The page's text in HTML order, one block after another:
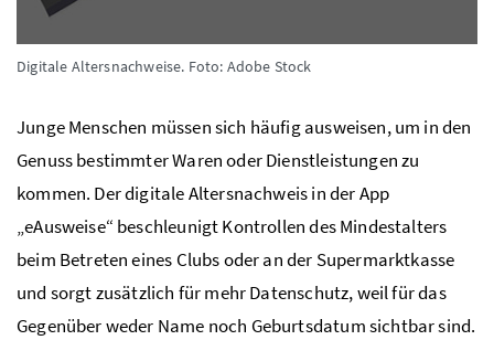
Digitale Altersnachweise. Foto: Adobe Stock
Junge Menschen müssen sich häufig ausweisen, um in den
Genuss bestimmter Waren oder Dienstleistungen zu
kommen. Der digitale Altersnachweis in der App
„eAusweise“ beschleunigt Kontrollen des Mindestalters
beim Betreten eines Clubs oder an der Supermarktkasse
und sorgt zusätzlich für mehr Datenschutz, weil für das
Gegenüber weder Name noch Geburtsdatum sichtbar sind.